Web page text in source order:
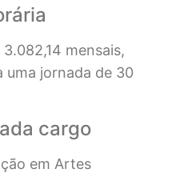
mensais,
uma jornada de 30
cargo
em Artes